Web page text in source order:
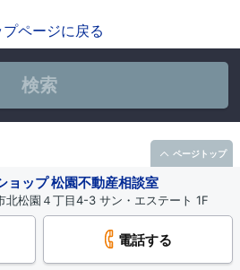
プページに戻る
検索
ョップ 松園不動産相談室
松園４丁目4-3 サン・エステート 1F
電話する
ページトップ